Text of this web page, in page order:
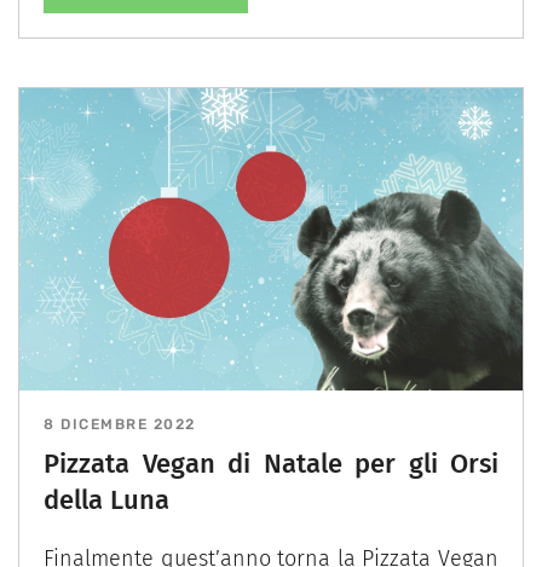
8 DICEMBRE 2022
Pizzata Vegan di Natale per gli Orsi
della Luna
Finalmente quest’anno torna la Pizzata Vegan